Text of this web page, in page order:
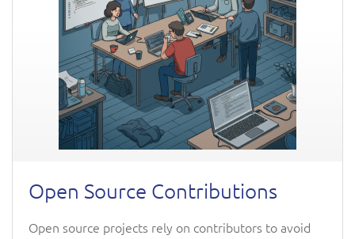
Open Source Contributions
Open source projects rely on contributors to avoid